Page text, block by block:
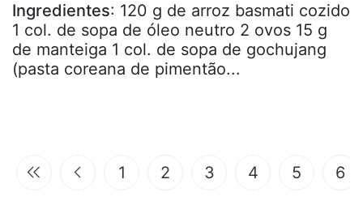
Ingredientes: 120 g de arroz basmati cozido
1 col. de sopa de óleo neutro 2 ovos 15 g
de manteiga 1 col. de sopa de gochujang
(pasta coreana de pimentão...
1 2 3 4 5 6